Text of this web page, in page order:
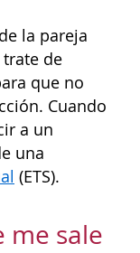
la pareja
de
que no
Cuando
a un
una
(ETS).
me sale